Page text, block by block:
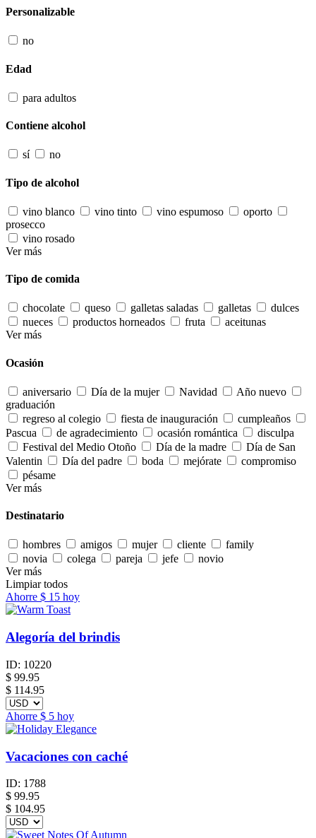
Personalizable
no
Edad
para adultos
Contiene alcohol
sí no
Tipo de alcohol
vino blanco vino tinto vino espumoso
oporto
prosecco
vino rosado
Ver más
Tipo de comida
chocolate queso galletas saladas galletas
dulces
nueces
productos horneados fruta
aceitunas
Ver más
Ocasión
aniversario Día de la mujer Navidad
Año nuevo
graduación
regreso al colegio
fiesta de inauguración
cumpleaños
Pascua
de agradecimiento ocasión romántica
disculpa
Festival del Medio Otoño
Día de la madre
Día de San
Valentin
Día del padre boda mejórate
compromiso
pésame
Ver más
Destinatario
hombres amigos mujer cliente
family
novia
colega pareja jefe
novio
Ver más
Limpiar todos
Ahorre $ 15 hoy
Alegoría del brindis
ID: 10220
$ 99.95
$ 114.95
Ahorre $ 5 hoy
Vacaciones con caché
ID: 1788
$ 99.95
$ 104.95